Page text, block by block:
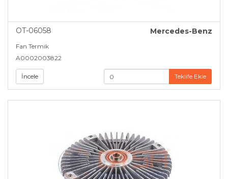
OT-06058 Mercedes-Benz
Fan Termik
A0002003822
İncele Teklife Ekle